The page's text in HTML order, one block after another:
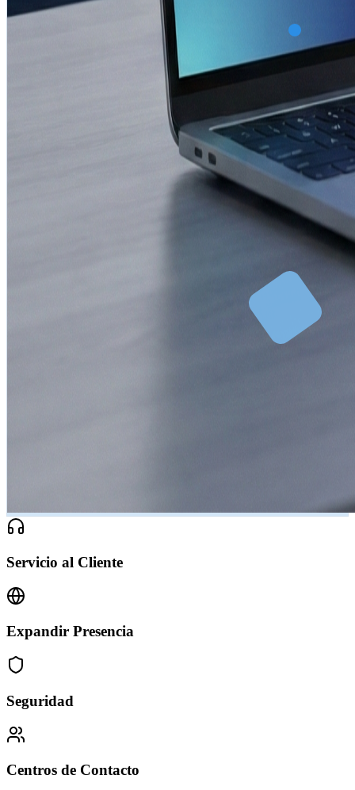
Servicio al Cliente
Expandir Presencia
Seguridad
Centros de Contacto